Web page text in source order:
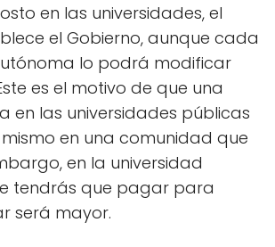
en las universidades, el
el Gobierno, aunque cada
lo podrá modificar
es el motivo de que una
en las universidades públicas
en una comunidad que
en la universidad
tendrás que pagar para
será mayor.